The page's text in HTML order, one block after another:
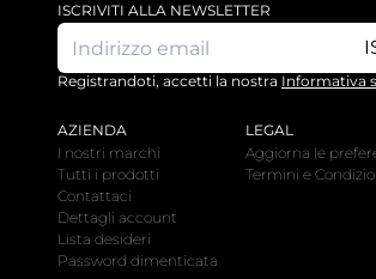
ISCRIVITI ALLA NEWSLETTER
Registrandoti, accetti la nostra Informativa
AZIENDA
I nostri marchi
Tutti i prodotti
Contattaci
Dettagli account
Lista desideri
Password dimenticata
LEGAL
Aggiorna le
Termini e